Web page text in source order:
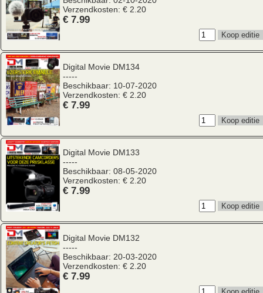
Verzendkosten: € 2.20
€ 7.99
Digital Movie DM134
-----
Beschikbaar: 10-07-2020
Verzendkosten: € 2.20
€ 7.99
Digital Movie DM133
-----
Beschikbaar: 08-05-2020
Verzendkosten: € 2.20
€ 7.99
Digital Movie DM132
-----
Beschikbaar: 20-03-2020
Verzendkosten: € 2.20
€ 7.99